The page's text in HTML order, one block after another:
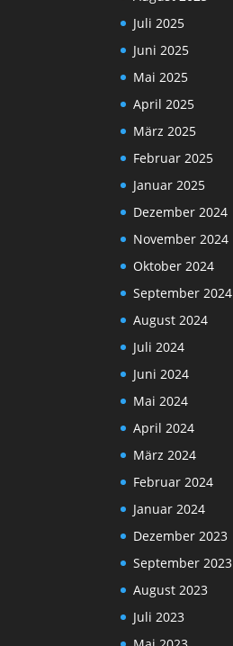
Juli 2025
Juni 2025
Mai 2025
April 2025
März 2025
Februar 2025
Januar 2025
Dezember 2024
November 2024
Oktober 2024
September 2024
August 2024
Juli 2024
Juni 2024
Mai 2024
April 2024
März 2024
Februar 2024
Januar 2024
Dezember 2023
September 2023
August 2023
Juli 2023